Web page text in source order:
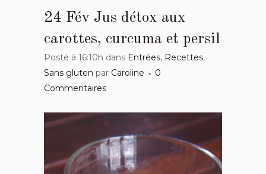
24 Fév Jus détox aux
carottes, curcuma et persil
Posté à 16:10h dans Entrées, Recettes,
Sans gluten par Caroline
0
Commentaires